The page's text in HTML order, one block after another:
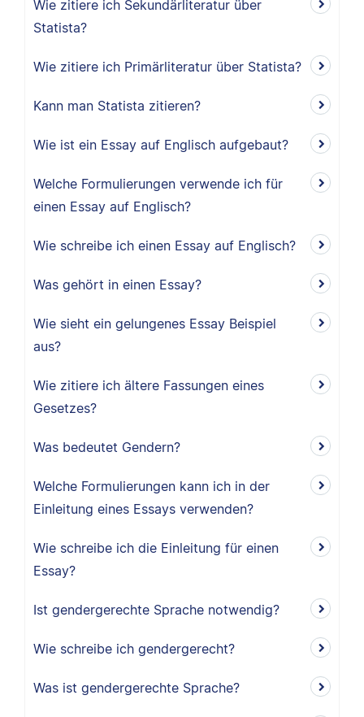
Wie zitiere ich Sekundärliteratur über
Statista?
Wie zitiere ich Primärliteratur über Statista?
Kann man Statista zitieren?
Wie ist ein Essay auf Englisch aufgebaut?
Welche Formulierungen verwende ich für
einen Essay auf Englisch?
Wie schreibe ich einen Essay auf Englisch?
Was gehört in einen Essay?
Wie sieht ein gelungenes Essay Beispiel
aus?
Wie zitiere ich ältere Fassungen eines
Gesetzes?
Was bedeutet Gendern?
Welche Formulierungen kann ich in der
Einleitung eines Essays verwenden?
Wie schreibe ich die Einleitung für einen
Essay?
Ist gendergerechte Sprache notwendig?
Wie schreibe ich gendergerecht?
Was ist gendergerechte Sprache?